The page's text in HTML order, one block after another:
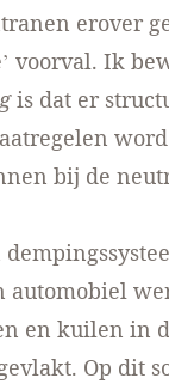
erover
voorval. Ik
is dat er
bij de
automobiel
en kuilen in
Op dit